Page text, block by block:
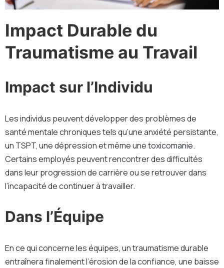
Impact Durable du
Traumatisme au Travail
Impact sur l’Individu
Les individus peuvent développer des problèmes de
santé mentale chroniques tels qu’une anxiété persistante,
un TSPT, une dépression et même unetoxicomanie.
Certains employés peuvent rencontrer des difficultés
dans leur progression de carrière ou se retrouver dans
l’incapacité de continuer à travailler.
Dans l’Équipe
En ce qui concerne les équipes, un traumatisme durable
entraînera finalement l’érosion de la confiance, une baisse